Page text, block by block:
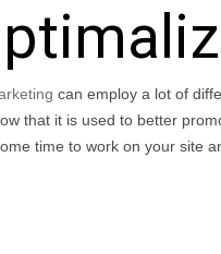
can employ a lot of
that it is used to better
time to work on your site